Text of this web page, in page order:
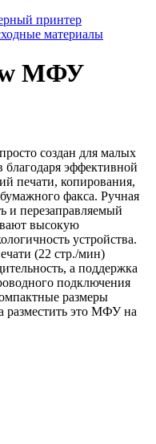
принтер
материалы
МФУ
создан для малых
эффективной
печати, копирования,
факса. Ручная
и перезаправляемый
высокую
устройства.
(22 стр./мин)
а поддержка
подключения
размеры
разместить это МФУ на